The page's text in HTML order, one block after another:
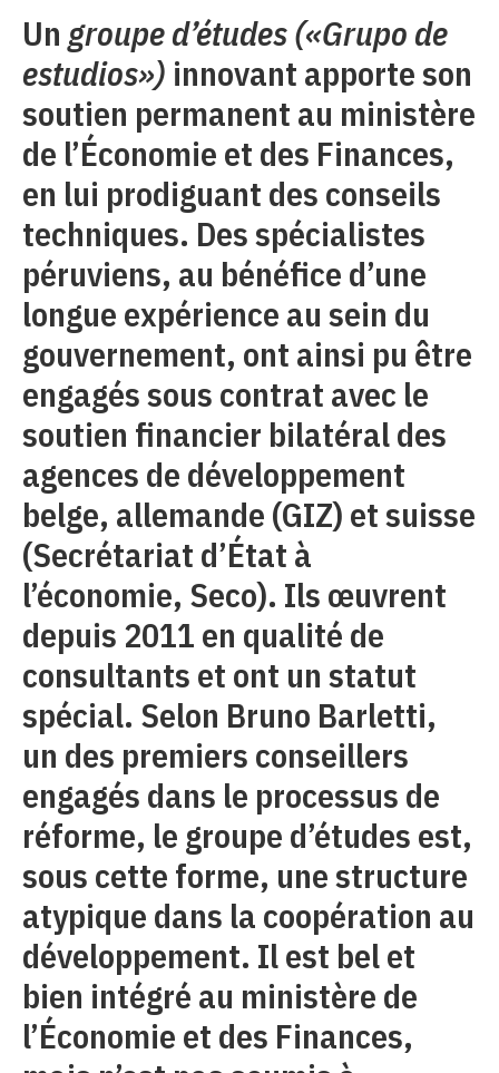
Un groupe d’études («Grupo de
estudios») innovant apporte son
soutien permanent au ministère
de l’Économie et des Finances,
en lui prodiguant des conseils
techniques. Des spécialistes
péruviens, au bénéfice d’une
longue expérience au sein du
gouvernement, ont ainsi pu être
engagés sous contrat avec le
soutien financier bilatéral des
agences de développement
belge, allemande (GIZ) et suisse
(Secrétariat d’État à
l’économie, Seco). Ils œuvrent
depuis 2011 en qualité de
consultants et ont un statut
spécial. Selon Bruno Barletti,
un des premiers conseillers
engagés dans le processus de
réforme, le groupe d’études est,
sous cette forme, une structure
atypique dans la coopération au
développement. Il est bel et
bien intégré au ministère de
l’Économie et des Finances,